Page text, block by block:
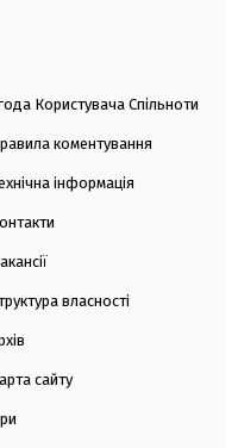
Користувача Спільноти
коментування
інформація
власності
сайту